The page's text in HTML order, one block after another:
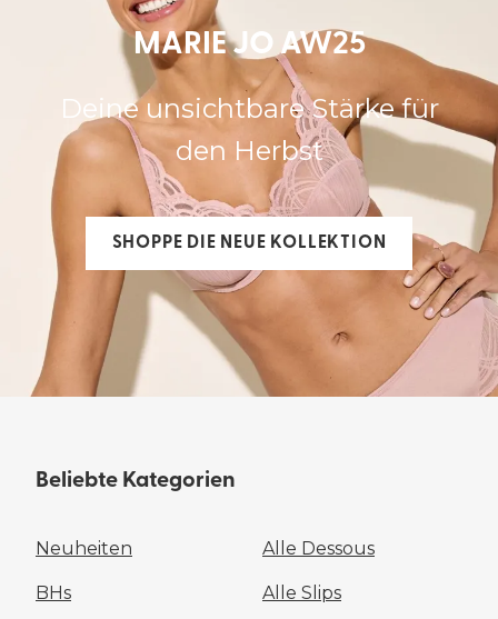
MARIE JO AW25
Deine unsichtbare Stärke für
den Herbst
SHOPPE DIE NEUE KOLLEKTION
Beliebte Kategorien
Neuheiten Alle Dessous
BHs Alle Slips